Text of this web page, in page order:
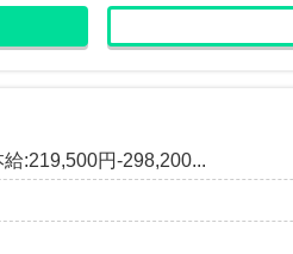
:219,500円-298,200...